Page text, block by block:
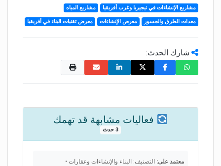
مشاريع الإنشاءات في نيجيريا وغرب أفريقيا مشاريع المياه
معدات الطرق والجسور معرض الإنشاءات معرض تقنيات البناء في أفريقيا
شارك الحدث:
فعاليات مشابهة قد تهمك
3 حدث
معتمد على: التصنيف: البناء والإنشاءات وعقارات •